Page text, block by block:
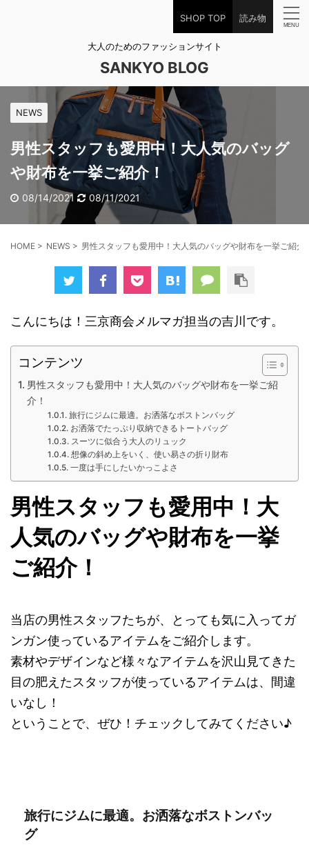
SHOP TOP 読み物
大人のためのファッションサイト
SANKYO BLOG
NEWS
男性スタッフも愛用中！大人気のバッグ
や財布を一挙ご紹介！
08/14/2021 08/11/2021
HOME > NEWS > 男性スタッフも愛用中！大人気のバッグや財布を一挙ご紹介
こんにちは！三京商会メルマガ担当の吉川です。
コンテンツ
男性スタッフも愛用中！大人気のバッグや財布を一挙ご紹
介！
旅行にジムに最適。お洒落なボストンバッグ
お洒落でたっぷり収納できるトートバッグ
スーツに似合う大人のリュック
想像の斜め上をいく、使い易さの折り財布
一度は手にしたいかっこよさ
男性スタッフも愛用中！大
人気のバッグや財布を一挙
ご紹介！
当店の男性スタッフたちが、とっても気に入ってガ
ンガン使っているアイテムをご紹介します。
素材やデザインなど様々なアイテムを沢山見てきた
目の肥えたスタッフが使っているアイテムは、間違
いなし！
ということで、ぜひ！チェックしてみてください♪
旅行にジムに最適。お洒落なボストンバッ
グ